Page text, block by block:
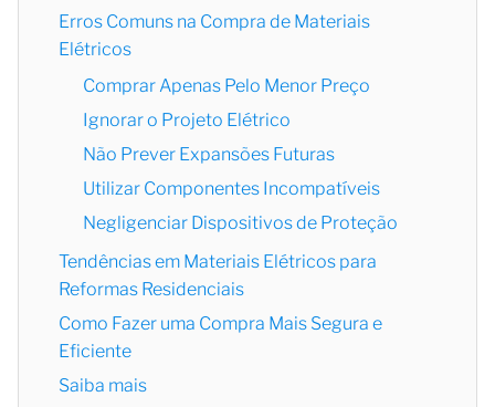
Erros Comuns na Compra de Materiais
Elétricos
Comprar Apenas Pelo Menor Preço
Ignorar o Projeto Elétrico
Não Prever Expansões Futuras
Utilizar Componentes Incompatíveis
Negligenciar Dispositivos de Proteção
Tendências em Materiais Elétricos para
Reformas Residenciais
Como Fazer uma Compra Mais Segura e
Eficiente
Saiba mais